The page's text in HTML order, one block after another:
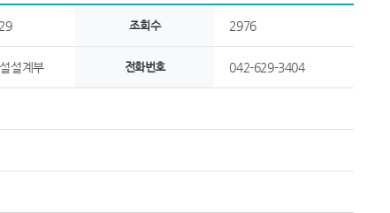
조회수 2976
설계부 전화번호 042-629-3404